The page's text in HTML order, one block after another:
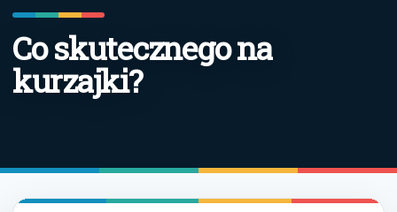
Co skutecznego na
kurzajki?